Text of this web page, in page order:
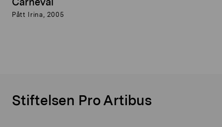
Pått Irina, 2005
Stiftelsen Pro Artibus